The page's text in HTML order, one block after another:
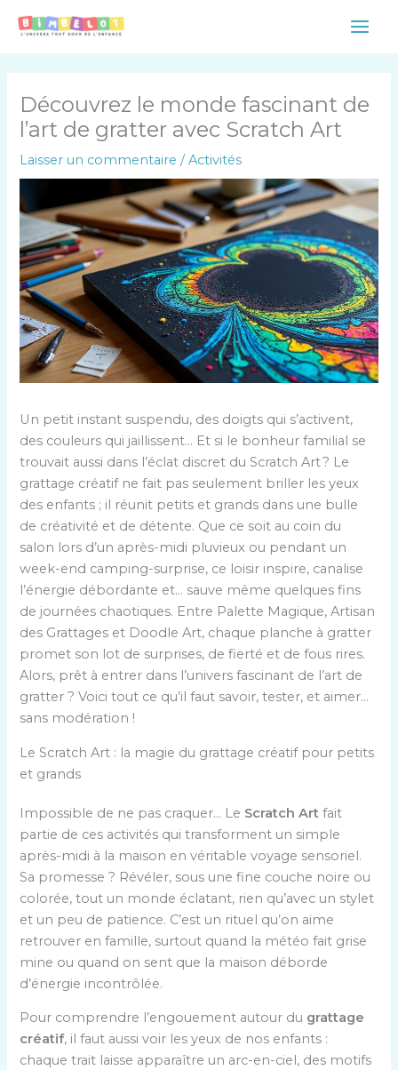
Main
Découvrez le monde fascinant de
l’art de gratter avec Scratch Art
Laisser un commentaire /Activités
Un petit instant suspendu, des doigts qui s’activent,
des couleurs qui jaillissent… Et si le bonheur familial se
trouvait aussi dans l’éclat discret du Scratch Art ? Le
grattage créatif ne fait pas seulement briller les yeux
des enfants ; il réunit petits et grands dans une bulle
de créativité et de détente. Que ce soit au coin du
salon lors d’un après-midi pluvieux ou pendant un
week-end camping-surprise, ce loisir inspire, canalise
l’énergie débordante et… sauve même quelques fins
de journées chaotiques. Entre Palette Magique, Artisan
des Grattages et Doodle Art, chaque planche à gratter
promet son lot de surprises, de fierté et de fous rires.
Alors, prêt à entrer dans l’univers fascinant de l’art de
gratter ? Voici tout ce qu’il faut savoir, tester, et aimer…
sans modération !
Le Scratch Art : la magie du grattage créatif pour petits
et grands
Impossible de ne pas craquer… Le Scratch Art fait
partie de ces activités qui transforment un simple
après-midi à la maison en véritable voyage sensoriel.
Sa promesse ? Révéler, sous une fine couche noire ou
colorée, tout un monde éclatant, rien qu’avec un stylet
et un peu de patience. C’est un rituel qu’on aime
retrouver en famille, surtout quand la météo fait grise
mine ou quand on sent que la maison déborde
d’énergie incontrôlée.
Pour comprendre l’engouement autour du grattage
créatif, il faut aussi voir les yeux de nos enfants :
chaque trait laisse apparaître un arc-en-ciel, des motifs